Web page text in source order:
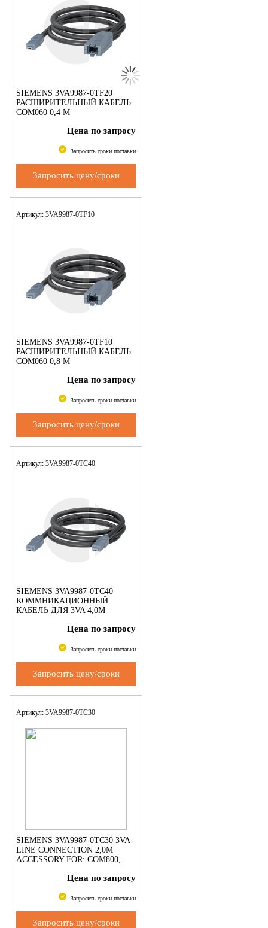
SIEMENS 3VA9987-0TF20
РАСШИРИТЕЛЬНЫЙ КАБЕЛЬ
COM060 0,4 M
Цена по запросу
Запросить сроки поставки
Запросить цену/сроки
Артикул: 3VA9987-0TF10
SIEMENS 3VA9987-0TF10
РАСШИРИТЕЛЬНЫЙ КАБЕЛЬ
COM060 0,8 M
Цена по запросу
Запросить сроки поставки
Запросить цену/сроки
Артикул: 3VA9987-0TC40
SIEMENS 3VA9987-0TC40
КОММНИКАЦИОННЫЙ
КАБЕЛЬ ДЛЯ 3VA 4,0M
COM800, COM060Цена по запросу
Запросить сроки поставки
Запросить цену/сроки
Артикул: 3VA9987-0TC30
SIEMENS 3VA9987-0TC30 3VA-
LINE CONNECTION 2,0M
ACCESSORY FOR: COM800,
Цена по запросу
Запросить сроки поставки
Запросить цену/сроки